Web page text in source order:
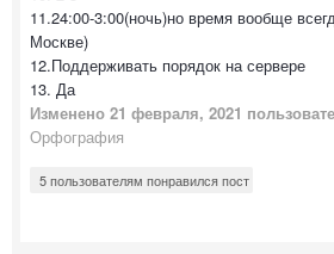
11.24:00-3:00(ночь)но время вообще
Москве)
12.Поддерживать порядок на сервере
13. Да
Изменено 21 февраля, 2021
Орфография
5 пользователям понравился пост